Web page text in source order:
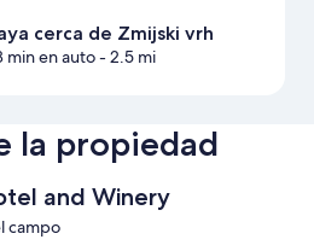
cerca de Zmijski vrh
min en auto- 2.5 mi
la propiedad
and Winery
campo